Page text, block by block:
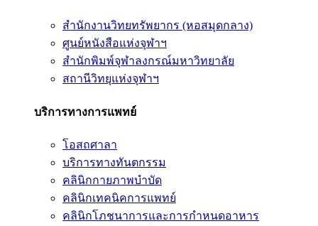
สำนักงานวิทยทรัพยากร (หอสมุดกลาง)
ศูนย์หนังสือแห่งจุฬาฯ
สำนักพิมพ์จุฬาลงกรณ์มหาวิทยาลัย
สถานีวิทยุแห่งจุฬาฯ
บริการทางการแพทย์
โอสถศาลา
บริการทางทันตกรรม
คลินิกกายภาพบำบัด
คลินิกเทคนิคการแพทย์
คลินิกโภชนาการและการกำหนดอาหาร